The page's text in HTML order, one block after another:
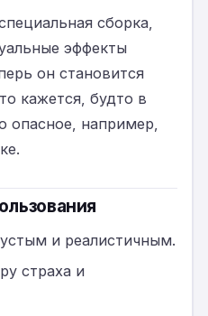
сборка,
эффекты
он становится
кажется, будто в
опасное, например,
и реалистичным.
страха и